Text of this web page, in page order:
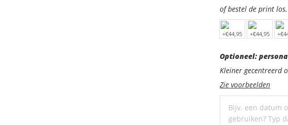
of bestel de print los.
Optioneel:
personaliseer
met
een
ondertitel
Optioneel:
Kleiner gecentreerd
Zie voorbeelden